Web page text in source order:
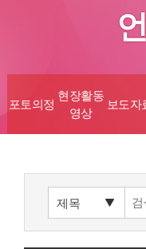
포토의정
현장활동
영상
보도자